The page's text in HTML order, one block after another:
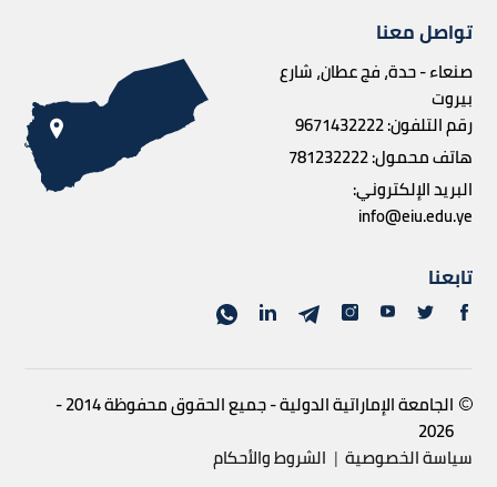
تواصل معنا
صنعاء - حدة، فج عطان، شارع
بيروت
رقم التلفون:9671432222
هاتف محمول:781232222
البريد الإلكتروني:
info@eiu.edu.ye
تابعنا
الجامعة الإماراتية الدولية - جميع الحقوق محفوظة 2014 -
2026
سياسة الخصوصية | الشروط والأحكام